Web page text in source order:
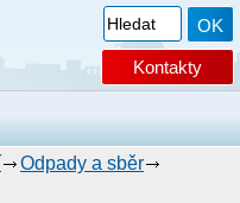
Kontakty
Odpady a sběr